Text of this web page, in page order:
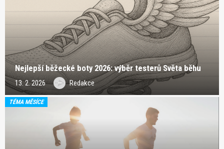
Nejlepší běžecké boty 2026: výběr testerů Světa běhu
13. 2. 2026 Redakce
TÉMA MĚSÍCE